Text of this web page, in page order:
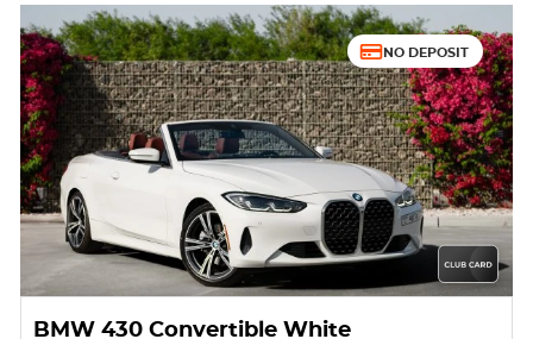
NO DEPOSIT
BMW 430 Convertible White